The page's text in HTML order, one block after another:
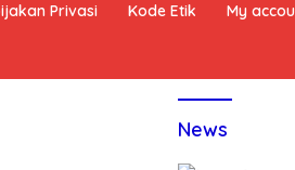
Privasi Kode Etik My
News